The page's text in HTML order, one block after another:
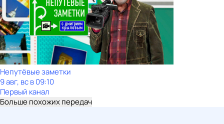
Непутёвые заметки
9 авг, вс в 09:10
Первый канал
Больше похожих передач